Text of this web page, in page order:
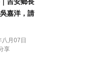
嘉洋，請
八月07日
享